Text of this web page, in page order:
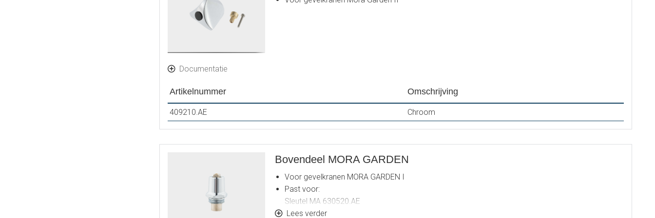
Documentatie
Artikelnummer Omschrijving
409210.AE Chroom
Bovendeel MORA GARDEN
Voor gevelkranen MORA GARDEN I
Past voor:
Sleutel MA 630520.AE
Metalen knob MA 409304.AE
Lees verder